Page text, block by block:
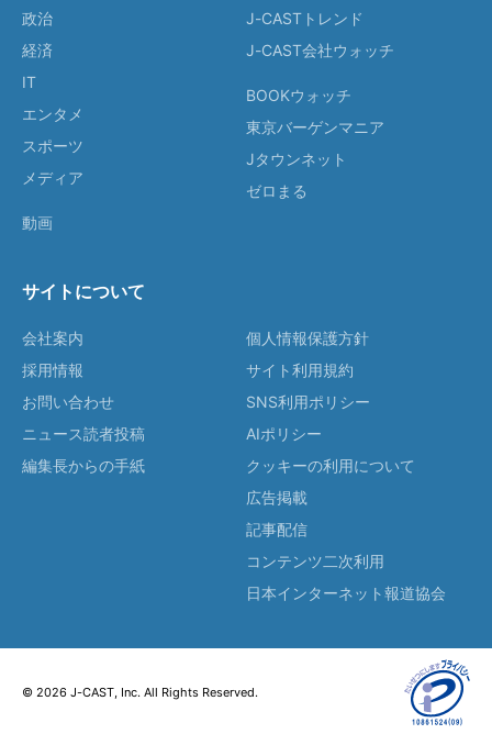
政治
経済
IT
エンタメ
スポーツ
メディア
動画
J-CASTトレンド
J-CAST会社ウォッチ
BOOKウォッチ
東京バーゲンマニア
Jタウンネット
ゼロまる
サイトについて
会社案内
採用情報
お問い合わせ
ニュース読者投稿
編集長からの手紙
個人情報保護方針
サイト利用規約
SNS利用ポリシー
AIポリシー
クッキーの利用について
広告掲載
記事配信
コンテンツ二次利用
日本インターネット報道協会
© 2026 J-CAST, Inc. All Rights Reserved.